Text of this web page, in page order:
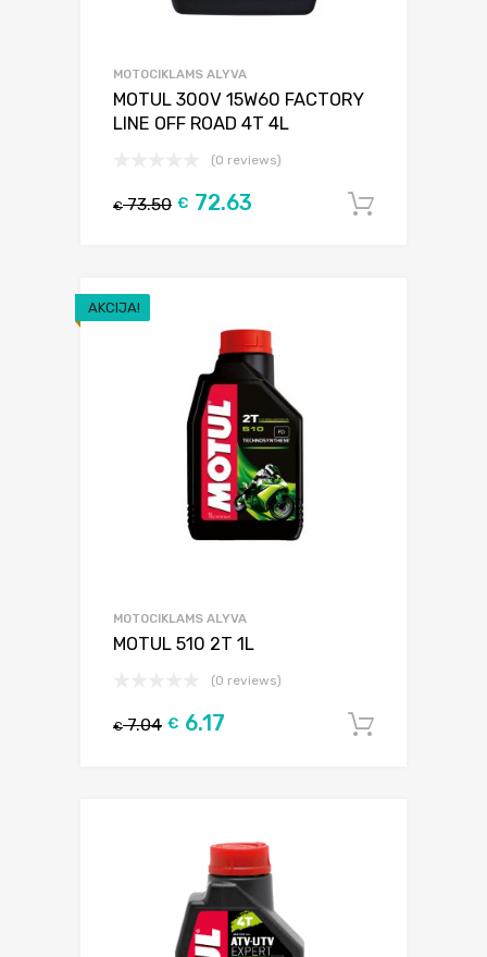
MOTOCIKLAMS ALYVA
MOTUL 300V 15W60 FACTORY
LINE OFF ROAD 4T 4L
(0 reviews)
€73.50 € 72.63
AKCIJA!
MOTOCIKLAMS ALYVA
MOTUL 510 2T 1L
(0 reviews)
€7.04 € 6.17